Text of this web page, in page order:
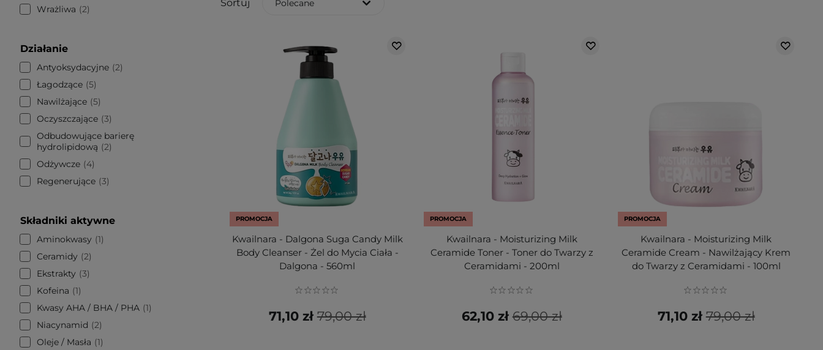
Wrażliwa
2
Działanie
Antyoksydacyjne 2
Łagodzące 5
Nawilżające 5
Oczyszczające 3
Odbudowujące barierę
hydrolipidową
2
Odżywcze
4
Regenerujące 3
Składniki aktywne
Aminokwasy
1
Ceramidy
2
Ekstrakty
3
Kofeina
1
Kwasy AHA / BHA / PHA 1
Niacynamid
2
Oleje / Masła
1
Sortuj Polecane
PROMOCJA
Kwailnara - Dalgona Suga Candy Milk
Body Cleanser - Żel do Mycia Ciała -
Dalgona - 560ml
79,00 zł
71,10 zł
PROMOCJA
Kwailnara - Moisturizing Milk
Ceramide Toner - Toner do Twarzy z
Ceramidami - 200ml
69,00 zł
62,10 zł
PROMOCJA
Kwailnara - Moisturizing Milk
Ceramide Cream - Nawilżający Krem
do Twarzy z Ceramidami - 100ml
79,00 zł
71,10 zł